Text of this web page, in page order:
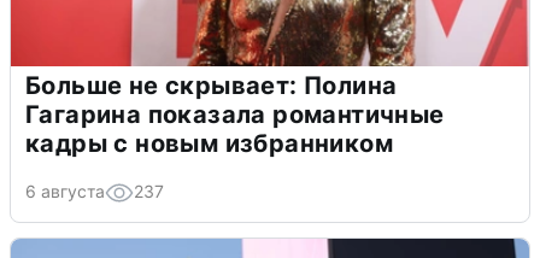
Больше не скрывает: Полина
Гагарина показала романтичные
кадры с новым избранником
6 августа 237